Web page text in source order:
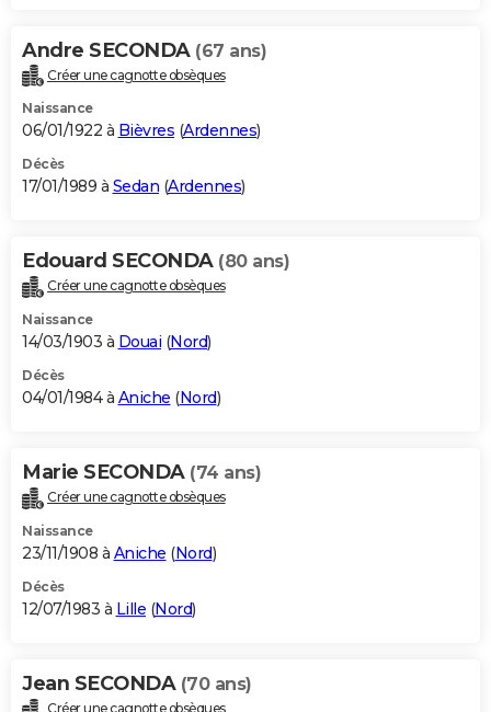
Andre SECONDA (67 ans)
Créer une cagnotte obsèques
Naissance
06/01/1922 à Bièvres (Ardennes)
Décès
17/01/1989 à Sedan (Ardennes)
Edouard SECONDA (80 ans)
Créer une cagnotte obsèques
Naissance
14/03/1903 à Douai (Nord)
Décès
04/01/1984 à Aniche (Nord)
Marie SECONDA (74 ans)
Créer une cagnotte obsèques
Naissance
23/11/1908 à Aniche (Nord)
Décès
12/07/1983 à Lille (Nord)
Jean SECONDA (70 ans)
Créer une cagnotte obsèques